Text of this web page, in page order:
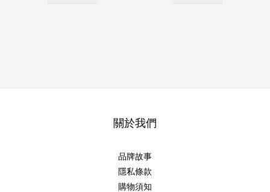
關於我們
品牌故事
隱私條款
購物須知